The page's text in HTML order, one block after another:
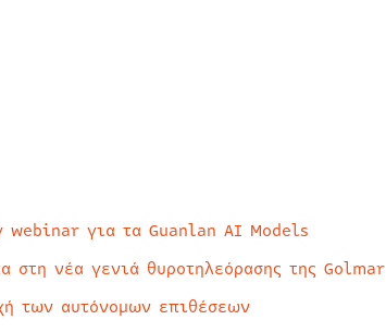
για τα Guanlan AI Models
στη νέα γενιά θυροτηλεόρασης της Golmar
των αυτόνομων επιθέσεων